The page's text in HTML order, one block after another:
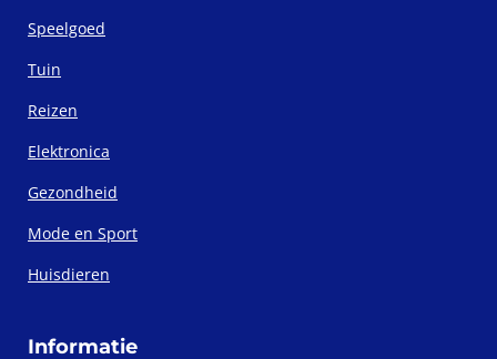
Speelgoed
Tuin
Reizen
Elektronica
Gezondheid
Mode en Sport
Huisdieren
Informatie